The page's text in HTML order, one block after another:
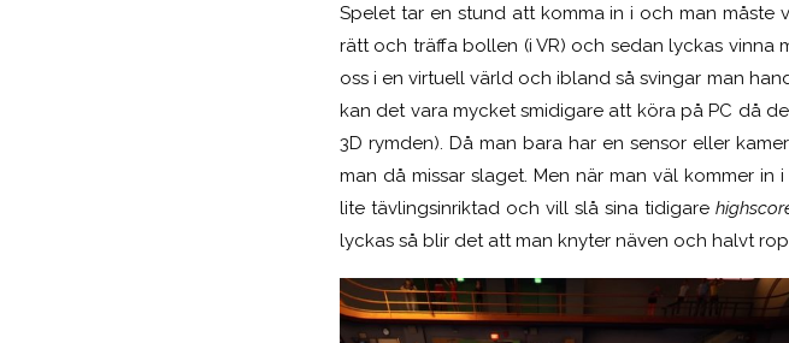
Spelet tar en stund att komma in i och man
rätt och träffa bollen (i VR) och sedan lyckas vinna
oss i en virtuell värld och ibland så svingar man
kan det vara mycket smidigare att köra på PC då
3D rymden). Då man bara har en sensor eller
man då missar slaget. Men när man väl kommer
lite tävlingsinriktad och vill slå sina tidigare
lyckas så blir det att man knyter näven och halvt